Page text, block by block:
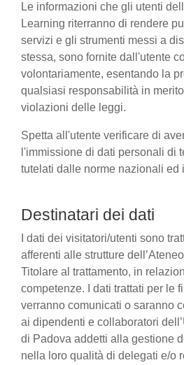
Le informazioni che gli utenti
Learning riterranno di rendere
servizi e gli strumenti messi a
stessa, sono fornite dall'utente
volontariamente, esentando la
qualsiasi responsabilità in
violazioni delle leggi.
Spetta all'utente verificare di
l'immissione di dati personali di
tutelati dalle norme nazionali ed
Destinatari dei dati
I dati dei visitatori/utenti sono
afferenti alle strutture
Titolare al trattamento, in
competenze. I dati trattati per le
verranno comunicati o saranno
ai dipendenti e collaboratori
di Padova addetti alla gestione
nella loro qualità di delegati e/o